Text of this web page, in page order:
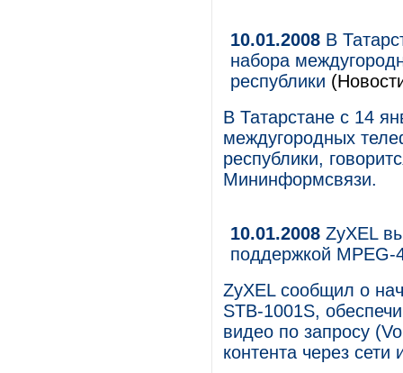
10.01.2008 В
набора
республики
В Татарстане с 14
междугородных
республики,
Мининформсвязи.
10.01.2008 ZyXEL
поддержкой MPEG-
ZyXEL сообщил о
STB-1001S,
видео по запросу
контента через сети